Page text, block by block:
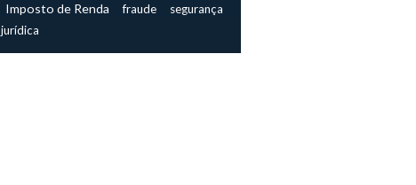
Imposto de Renda
fraude
segurança
jurídica